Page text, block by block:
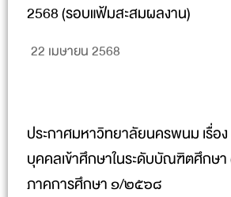
2568 (รอบแฟ้มสะสมผลงาน)
22 เมษายน 2568
ประกาศมหาวิทยาลัยนครพนม เรื่อ
บุคคลเข้าศึกษาในระดับบัณฑิตศึกษา
ภาคการศึกษา ๑/๒๕๖๘